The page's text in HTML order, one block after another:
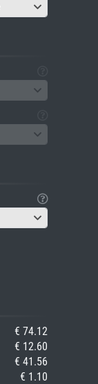
€ 74.12
€ 12.60
€ 41.56
€ 1.10